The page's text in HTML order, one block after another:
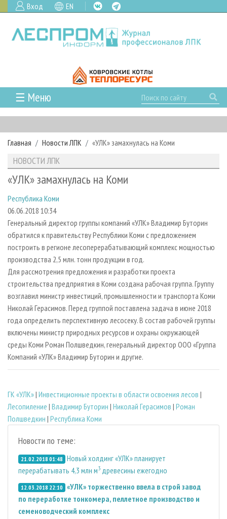
Вход EN
☰ Меню
ГЛАВНАЯ
РУБРИКИ И ТЕМЫ
РУБРИКИ ЖУРНАЛА
ЛЕСНОЕ ХОЗЯЙСТВО
ЛЕСОЗАГОТОВКА
ЛЕСОПИЛЕНИЕ
ДЕРЕВООБРАБОТКА
СУШКА ДРЕВЕСИНЫ
ПРОИЗВОДСТВО ДРЕВЕСНЫХ ПЛИТ
ДЕРЕВЯННОЕ ДОМОСТРОЕНИЕ
ПРОИЗВОДСТВО МЕБЕЛИ
БИОЭНЕРГЕТИКА
ЦБП
ИНСТРУМЕНТ И МАТЕРИАЛЫ
НОВОСТИ
КАЛЕНДАРЬ СОБЫТИЙ
НОВОСТИ ЛПК
НОВОСТИ ЖУРНАЛА
НОВОСТИ КОМПАНИЙ
ПРОЕКТЫ ЛПИ
АНАЛИТИКА
ПРЕДПРИЯТИЯ ЛПК
ЛЕСНЫЕ РЕГИОНЫ РОССИИ
ПЕРСОНЫ
МОБИЛЬНЫЕ ВЫСТАВКИ
ОФИЦИАЛЬНЫЕ ДЕЛЕГАЦИИ
ПРИОРИТЕТНЫЕ ИНВЕСТПРОЕКТЫ
RUSSIAN FORESTRY REVIEW
ГАЗЕТА ЛЕСПРОМФОРУМ
БИБЛИОТЕКА СПЕЦИАЛИСТА
АРХИВ
АРХИВ ЖУРНАЛОВ
СТАТЬИ
О ЖУРНАЛЕ
ПОДПИСКА
КОНТАКТЫ
РЕКЛАМОДАТЕЛЯМ
РЕКЛАМА
РЕКЛАМА НА САЙТЕ
Главная Новости ЛПК «УЛК» замахнулась на Коми
НОВОСТИ ЛПК
«УЛК» замахнулась на Коми
Республика Коми
06.06.2018 10:34
Генеральный директор группы компаний «УЛК» Владимир Буторин
обратился к правительству Республики Коми с предложением
построить в регионе лесоперерабатывающий комплекс мощностью
производства 2,5 млн. тонн продукции в год.
Для рассмотрения предложения и разработки проекта
строительства предприятия в Коми создана рабочая группа. Группу
возглавил министр инвестиций, промышленности и транспорта Коми
Николай Герасимов. Перед группой поставлена задача в июне 2018
года определить перспективную лесосеку. В состав рабочей группы
включены министр природных ресурсов и охраны окружающей
среды Коми Роман Полшведкин, генеральный директор ООО «Группа
Компаний «УЛК» Владимир Буторин и другие.
ГК «УЛК»| Инвестиционные проекты в области освоения лесов |
Лесопиление | Владимир Буторин | Николай Герасимов | Роман
Полшведкин | Республика Коми
Новости по теме:
21.02.2018 01:48 Новый холдинг «УЛК» планирует
перерабатывать 4,3 млн м3 древесины ежегодно
12.03.2018 22:10 «УЛК» торжественно ввела в строй завод
по переработке тонкомера, пеллетное производство и
семеноводческий комплекс